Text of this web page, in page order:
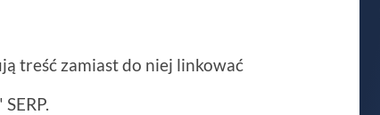
treść zamiast do niej linkować